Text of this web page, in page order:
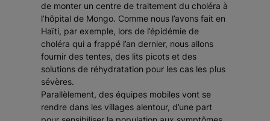
de monter un centre de traitement du choléra à
l’hôpital de Mongo. Comme nous l’avons fait en
Haïti, par exemple, lors de l’épidémie de
choléra qui a frappé l’an dernier, nous allons
fournir des tentes, des lits picots et des
solutions de réhydratation pour les cas les plus
sévères.
Parallèlement, des équipes mobiles vont se
rendre dans les villages alentour, d’une part